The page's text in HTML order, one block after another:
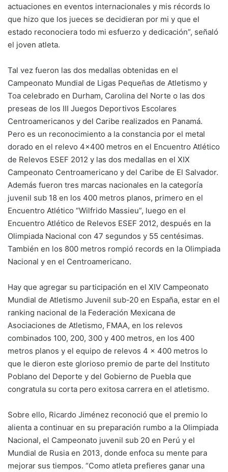
actuaciones en eventos internacionales y mis récords lo
que hizo que los jueces se decidieran por mi y que el
estado reconociera todo mi esfuerzo y dedicación”, señaló
el joven atleta.
Tal vez fueron las dos medallas obtenidas en el
Campeonato Mundial de Ligas Pequeñas de Atletismo y
Toa celebrado en Durham, Carolina del Norte o las dos
preseas de los III Juegos Deportivos Escolares
Centroamericanos y del Caribe realizados en Panamá.
Pero es un reconocimiento a la constancia por el metal
dorado en el relevo 4×400 metros en el Encuentro Atlético
de Relevos ESEF 2012 y las dos medallas en el XIX
Campeonato Centroamericano y del Caribe de El Salvador.
Además fueron tres marcas nacionales en la categoría
juvenil sub 18 en los 400 metros planos, primero en el
Encuentro Atlético “Wilfrido Massieu”, luego en el
Encuentro Atlético de Relevos ESEF 2012, después en la
Olimpiada Nacional con 47 segundos y 55 centésimas.
También en los 800 metros rompió records en la Olimpiada
Nacional y en el Centroamericano.
Hay que agregar su participación en el XIV Campeonato
Mundial de Atletismo Juvenil sub-20 en España, estar en el
ranking nacional de la Federación Mexicana de
Asociaciones de Atletismo, FMAA, en los relevos
combinados 100, 200, 300 y 400 metros, en los 400
metros planos y el equipo de relevos 4 x 400 metros lo
que le dieron este glorioso premio de parte del Instituto
Poblano del Deporte y del Gobierno de Puebla que
congratula su corta pero exitosa carrera en el atletismo.
Sobre ello, Ricardo Jiménez reconoció que el premio lo
alienta a continuar en su preparación rumbo a la Olimpiada
Nacional, el Campeonato juvenil sub 20 en Perú y el
Mundial de Rusia en 2013, donde enfoca su mente para
mejorar sus tiempos. “Como atleta prefieres ganar una